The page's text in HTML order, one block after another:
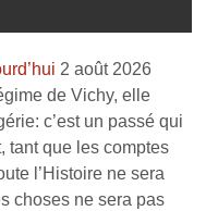
2 août 2026
de Vichy, elle
c’est un passé qui
tant que les comptes
l’Histoire ne sera
choses ne sera pas